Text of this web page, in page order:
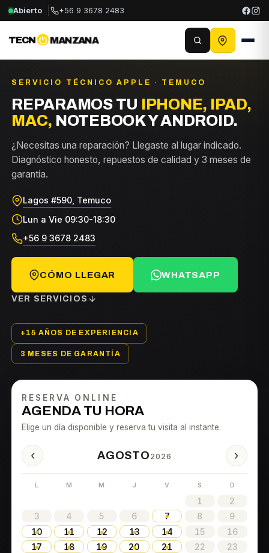
Abierto +56 9 3678 2483
TECN MANZANA
SERVICIO TÉCNICO APPLE · TEMUCO
REPARAMOS TU
IPHONE, IPAD,
MAC, NOTEBOOK Y ANDROID.
¿Necesitas una reparación? Llegaste al lugar indicado.
Diagnóstico honesto, repuestos de calidad y 3 meses de
garantía.
Lagos #590, Temuco
Lun a Vie 09:30-18:30
+56 9 3678 2483
CÓMO LLEGAR WHATSAPP
VER SERVICIOS
+15 AÑOS DE EXPERIENCIA
3 MESES DE GARANTÍA
RESERVA ONLINE
AGENDA TU HORA
Elige un día disponible y reserva tu visita al instante.
‹ AGOSTO 2026 ›
L M M J V S D
1
2
3
4 5 6 7 8
9
10
11 12 13 14 15
16
17
18 19 20 21 22
23